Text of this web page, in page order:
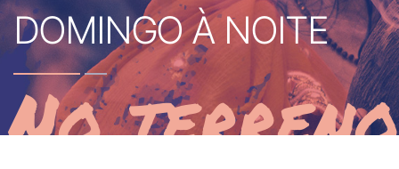
No terreno
DOMINGO À NOITE